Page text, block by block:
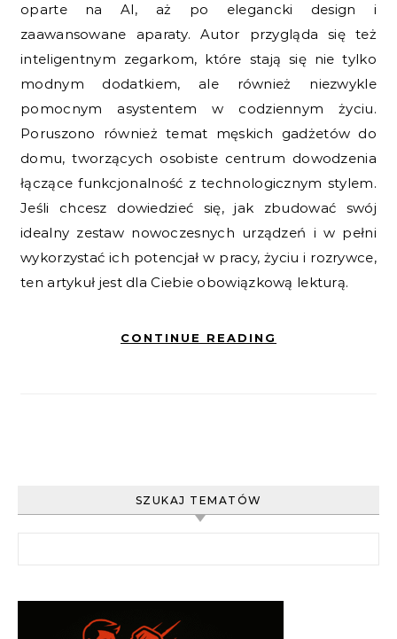
oparte na AI, aż po elegancki design i
zaawansowane aparaty. Autor przygląda się też
inteligentnym zegarkom, które stają się nie tylko
modnym dodatkiem, ale również niezwykle
pomocnym asystentem w codziennym życiu.
Poruszono również temat męskich gadżetów do
domu, tworzących osobiste centrum dowodzenia
łączące funkcjonalność z technologicznym stylem.
Jeśli chcesz dowiedzieć się, jak zbudować swój
idealny zestaw nowoczesnych urządzeń i w pełni
wykorzystać ich potencjał w pracy, życiu i rozrywce,
ten artykuł jest dla Ciebie obowiązkową lekturą.
CONTINUE READING
SZUKAJ TEMATÓW